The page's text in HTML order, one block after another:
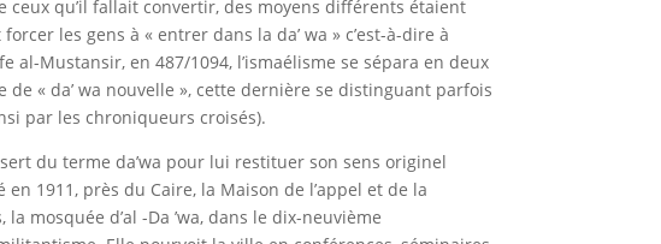
qu’il fallait convertir, des moyens différents étaient
les gens à « entrer dans la da’ wa » c’est-à-dire à
Mustansir, en 487/1094, l’ismaélisme se sépara en deux
de « da’ wa nouvelle », cette dernière se distinguant parfois
par les chroniqueurs croisés).
du terme da’wa pour lui restituer son sens originel
1911, près du Caire, la Maison de l’appel et de la
mosquée d’al -Da ’wa, dans le dix-neuvième